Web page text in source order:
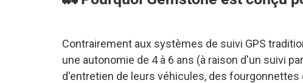
Contrairement aux systèmes de suivi GPS
une autonomie de 4 à 6 ans (à raison d'un suivi
d'entretien de leurs véhicules, des